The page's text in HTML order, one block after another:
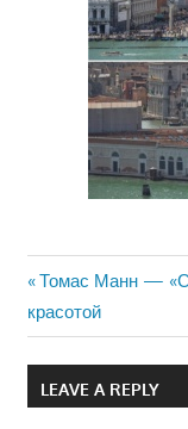
Навигация
по
записям
Previous
Post:
Томас Манн —
красотой
LEAVE A REPLY